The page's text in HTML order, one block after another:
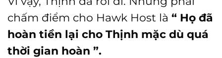
chấm điểm cho Hawk Host là “ Họ đã
hoàn tiền lại cho Thịnh mặc dù quá
thời gian hoàn ”.